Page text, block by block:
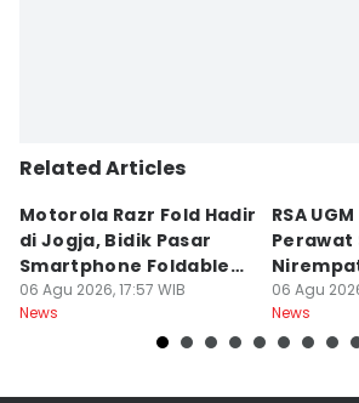
Related Articles
Motorola Razr Fold Hadir
di Jogja, Bidik Pasar
Smartphone Foldable
Premium
06 Agu 2026, 17:57 WIB
News
RSA
Perawat
06 Agu
News